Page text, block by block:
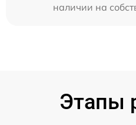
наличии на
Этапы